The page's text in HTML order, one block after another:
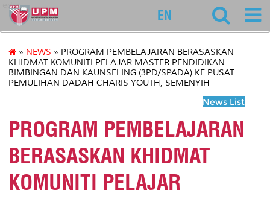
educ
EN
» NEWS » PROGRAM PEMBELAJARAN BERASASKAN
KHIDMAT KOMUNITI PELAJAR MASTER PENDIDIKAN
BIMBINGAN DAN KAUNSELING (3PD/SPADA) KE PUSAT
PEMULIHAN DADAH CHARIS YOUTH, SEMENYIH
News List
PROGRAM PEMBELAJARAN
BERASASKAN KHIDMAT
KOMUNITI PELAJAR